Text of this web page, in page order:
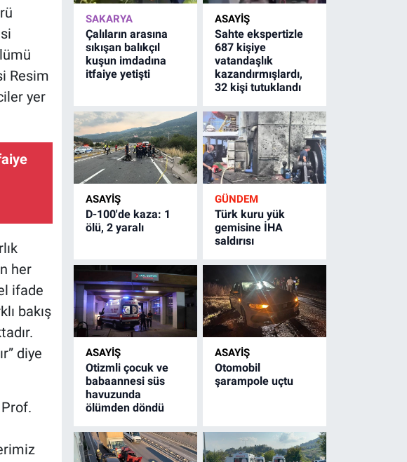
Resim
yer
her
ifade
bakış
diye
SAKARYA
Çalıların arasına
sıkışan balıkçıl
kuşun imdadına
itfaiye yetişti
ASAYİŞ
Sahte ekspertizle
687 kişiye
vatandaşlık
kazandırmışlardı,
32 kişi tutuklandı
ASAYİŞ
D-100'de kaza: 1
ölü, 2 yaralı
GÜNDEM
Türk kuru yük
gemisine İHA
saldırısı
ASAYİŞ
Otizmli çocuk ve
babaannesi süs
havuzunda
ölümden döndü
ASAYİŞ
Otomobil
şarampole uçtu